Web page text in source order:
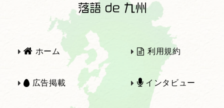
2022年
2021年 2020年
2019年 2018年
ホーム 利用規約
広告掲載 インタビュー